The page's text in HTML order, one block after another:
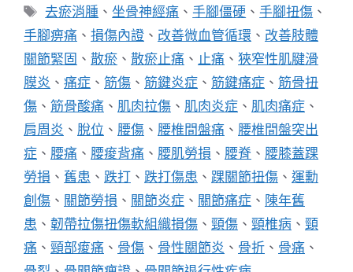
類
標
籤
去瘀消腫 、坐骨神經痛 、手腳僵硬 、手腳扭傷 、
手腳痹痛 、 損傷內證 、 改善微血管循環 、 改善肢體
關節緊固 、 散瘀 、 散瘀止痛 、 止痛 、 狹窄性肌腱滑
膜炎 、 痛症 、 筋傷 、 筋鍵炎症 、 筋鍵痛症 、 筋骨扭
傷 、 筋骨酸痛 、 肌肉拉傷 、 肌肉炎症 、 肌肉痛症 、
肩周炎 、 脫位 、 腰傷 、 腰椎間盤痛 、 腰椎間盤突出
症 、 腰痛 、 腰痠背痛 、 腰肌勞損 、 腰脊 、 腰膝蓋踝
勞損 、 舊患 、 跌打 、 跌打傷患 、 踝關節扭傷 、 運勳
創傷 、 關節勞損 、 關節炎症 、 關節痛症 、 陳年舊
患 、 韌帶拉傷扭傷軟組織損傷 、 頸傷 、 頸椎病 、 頸
痛 、 頸部痠痛 、 骨傷 、 骨性關節炎 、 骨折 、 骨痛 、